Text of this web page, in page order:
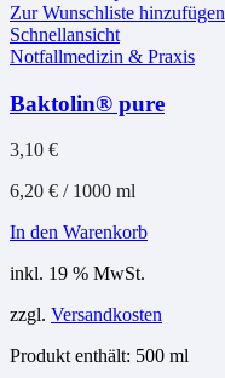
Zur Wunschliste hinzufügen
Schnellansicht
Notfallmedizin & Praxis
Baktolin® pure
3,10 €
6,20 € / 1000 ml
In den Warenkorb
inkl. 19 % MwSt.
zzgl. Versandkosten
Produkt enthält: 500 ml